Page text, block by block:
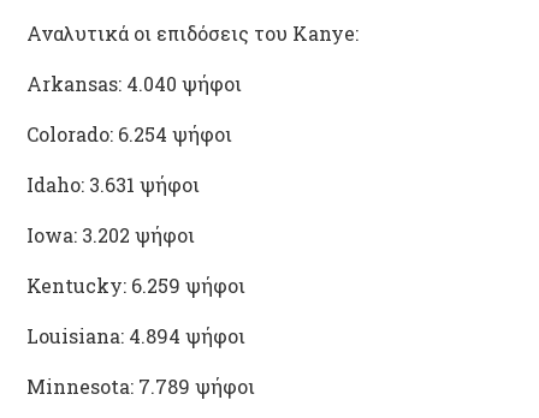
Αναλυτικά οι επιδόσεις του Kanye:
Arkansas: 4.040 ψήφοι
Colorado: 6.254 ψήφοι
Idaho: 3.631 ψήφοι
Iowa: 3.202 ψήφοι
Kentucky: 6.259 ψήφοι
Louisiana: 4.894 ψήφοι
Minnesota: 7.789 ψήφοι